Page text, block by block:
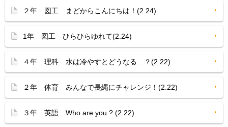
２年 図工 まどからこんにちは！(2.24)
1年 図工 ひらひらゆれて(2.24)
４年 理科 水は冷やすとどうなる…？(2.22)
２年 体育 みんなで長縄にチャレンジ！(2.22)
３年 英語 Who are you ? (2.22)